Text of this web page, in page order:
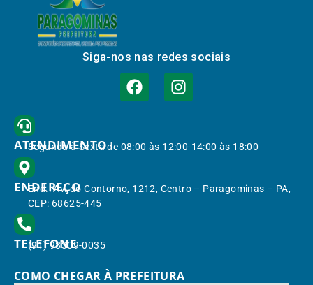
Siga-nos nas redes sociais
ATENDIMENTO
Segunda à Sexta de 08:00 às 12:00-14:00 às 18:00
ENDEREÇO
End.: Av. do Contorno, 1212, Centro – Paragominas – PA,
CEP: 68625-445
TELEFONE
(91) 98309-0035
COMO CHEGAR À PREFEITURA